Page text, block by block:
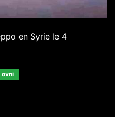
en Syrie le 4
ovni